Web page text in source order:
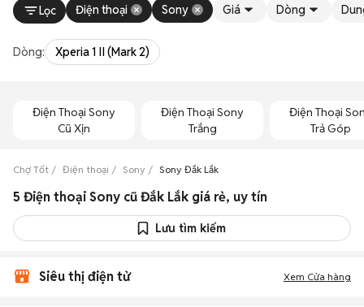
Lọc Điện thoại Sony Giá Dòng
Dòng: Xperia 1 II (Mark 2)
Điện Thoại Sony
Cũ Xịn
Điện Thoại Sony
Trắng
Điện Thoại
Trả Góp
Chợ Tốt Điện thoại Sony Sony Đắk Lắk
5 Điện thoại Sony cũ Đắk Lắk giá rẻ, uy tín
Lưu tìm kiếm
Siêu thị điện tử Xem Cửa hàng